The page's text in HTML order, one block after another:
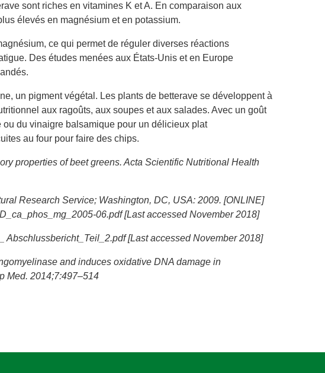
sont riches en vitamines K et A. En comparaison aux
élevés en magnésium et en potassium.
ce qui permet de réguler diverses réactions
Des études menées aux États-Unis et en Europe
un pigment végétal. Les plants de betterave se développent à
aux ragoûts, aux soupes et aux salades. Avec un goût
du vinaigre balsamique pour un délicieux plat
au four pour faire des chips.
properties of beet greens. Acta Scientific Nutritional Health
Research Service; Washington, DC, USA: 2009. [ONLINE]
06.pdf [Last accessed November 2018]
[Last accessed November 2018]
and induces oxidative DNA damage in
Med. 2014;7:497–514